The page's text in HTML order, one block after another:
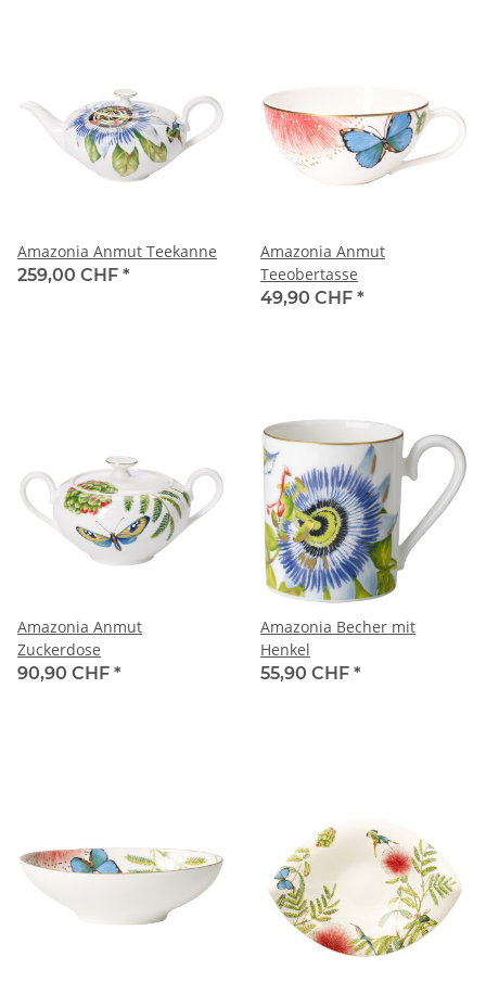
Amazonia Anmut Teekanne
259,00 CHF *
Amazonia Anmut
Teeobertasse
49,90 CHF *
Amazonia Anmut
Zuckerdose
90,90 CHF *
Amazonia Becher mit
Henkel
55,90 CHF *